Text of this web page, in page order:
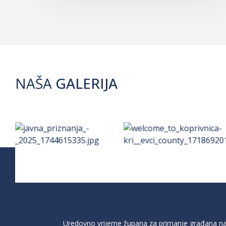
NAŠA GALERIJA
Uredovno vrijeme župana za primanje građana